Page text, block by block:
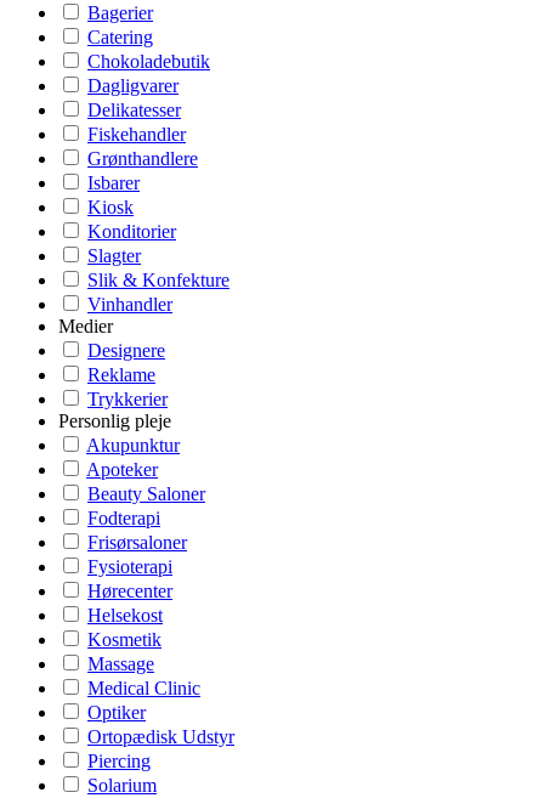
Bagerier
Catering
Chokoladebutik
Dagligvarer
Delikatesser
Fiskehandler
Grønthandlere
Isbarer
Kiosk
Konditorier
Slagter
Slik & Konfekture
Vinhandler
Medier
Designere
Reklame
Trykkerier
Personlig pleje
Akupunktur
Apoteker
Beauty Saloner
Fodterapi
Frisørsaloner
Fysioterapi
Hørecenter
Helsekost
Kosmetik
Massage
Medical Clinic
Optiker
Ortopædisk Udstyr
Piercing
Solarium